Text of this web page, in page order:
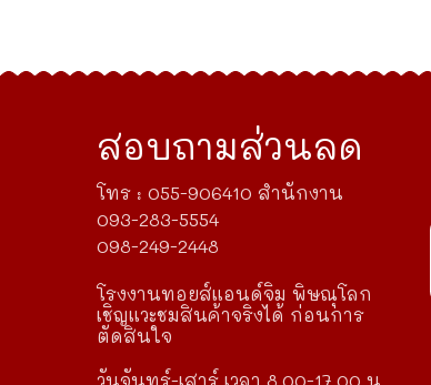
สอบถามส่วนลด
โทร : 055-906410 สำนักงาน
093-283-5554
098-249-2448
โรงงานทอยส์แอนด์จิม พิษณุโลก
เชิญแวะชมสินค้าจริงได้ ก่อนการ
ตัดสินใจ